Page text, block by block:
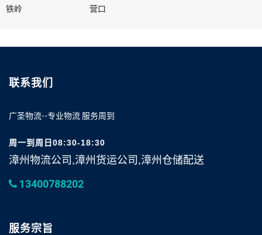
铁岭
营口
联系我们
广圣物流--专业物流 服务周到
周一到周日08:30-18:30
漳州物流公司,漳州货运公司,漳州仓储配送
13400788202
服务宗旨